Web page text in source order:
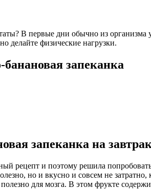
В первые дни обычно из
делайте физические нагрузки.
запеканка на завтрак
рецепт и поэтому решила
но и вкусно и совсем не
для мозга. В этом фрукте